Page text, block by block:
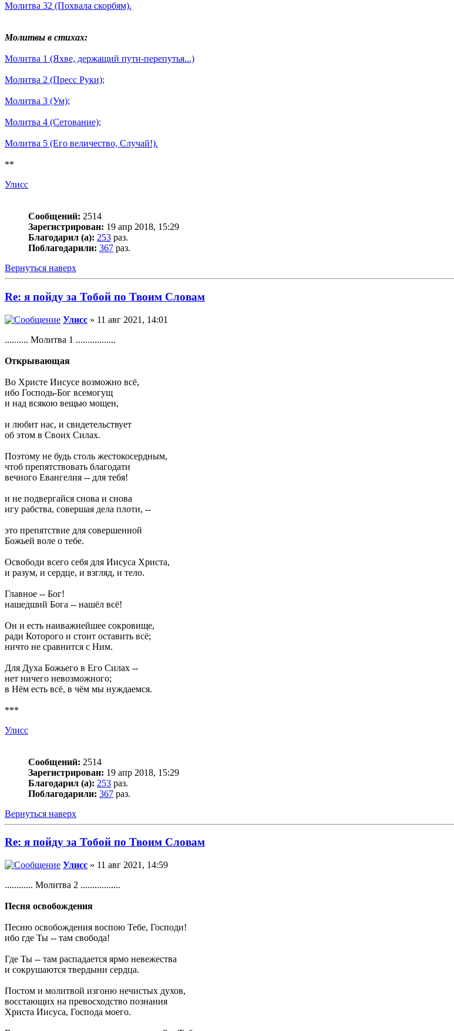
Молитва 32 (Похвала скорбям).
Молитвы в стихах:
Молитва 1 (Яхве, держащий пути-перепутья...)
Молитва 2 (Пресс Руки);
Молитва 3 (Ум);
Молитва 4 (Сетование);
Молитва 5 (Его величество, Случай!).
**
Улисс
Сообщений: 2514
Зарегистрирован: 19 апр 2018, 15:29
Благодарил (а): 253 раз.
Поблагодарили: 367 раз.
Вернуться наверх
Re: я пойду за Тобой по Твоим Словам
Улисс » 11 авг 2021, 14:01
.......... Молитва 1 .................
Открывающая
Во Христе Иисусе возможно всё,
ибо Господь-Бог всемогущ
и над всякою вещью мощен,
и любит нас, и свидетельствует
об этом в Своих Силах.
Поэтому не будь столь жестокосердным,
чтоб препятствовать благодати
вечного Евангелия -- для тебя!
и не подвергайся снова и снова
игу рабства, совершая дела плоти, --
это препятствие для совершенной
Божьей воле о тебе.
Освободи всего себя для Иисуса Христа,
и разум, и сердце, и взгляд, и тело.
Главное -- Бог!
нашедший Бога -- нашёл всё!
Он и есть наиважнейшее сокровище,
ради Которого и стоит оставить всё;
ничто не сравнится с Ним.
Для Духа Божьего в Его Силах --
нет ничего невозможного;
в Нём есть всё, в чём мы нуждаемся.
***
Улисс
Сообщений: 2514
Зарегистрирован: 19 апр 2018, 15:29
Благодарил (а): 253 раз.
Поблагодарили: 367 раз.
Вернуться наверх
Re: я пойду за Тобой по Твоим Словам
Улисс » 11 авг 2021, 14:59
............ Молитва 2 .................
Песня освобождения
Песню освобождения воспою Тебе, Господи!
ибо где Ты -- там свобода!
Где Ты -- там распадается ярмо невежества
и сокрушаются твердыни сердца.
Постом и молитвой изгоню нечистых духов,
восстающих на превосходство познания
Христа Иисуса, Господа моего.